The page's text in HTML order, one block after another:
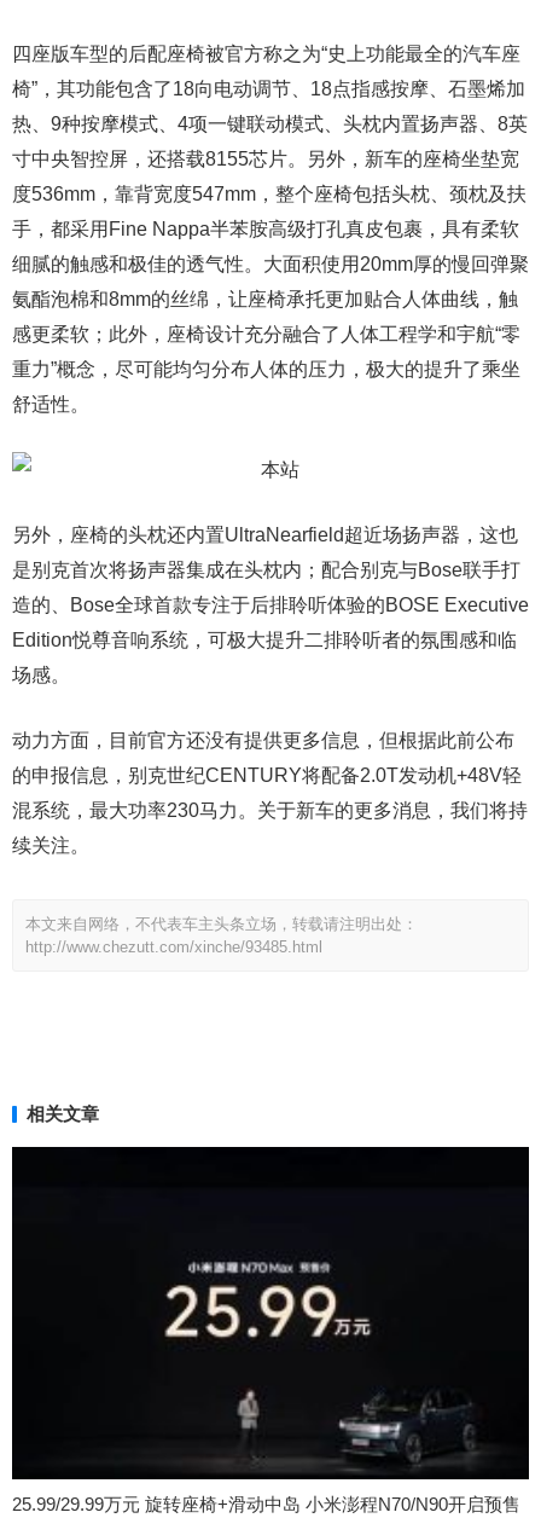
四座版车型的后配座椅被官方称之为“史上功能最全的汽车座
椅”，其功能包含了18向电动调节、18点指感按摩、石墨烯加
热、9种按摩模式、4项一键联动模式、头枕内置扬声器、8英
寸中央智控屏，还搭载8155芯片。另外，新车的座椅坐垫宽
度536mm，靠背宽度547mm，整个座椅包括头枕、颈枕及扶
手，都采用Fine Nappa半苯胺高级打孔真皮包裹，具有柔软
细腻的触感和极佳的透气性。大面积使用20mm厚的慢回弹聚
氨酯泡棉和8mm的丝绵，让座椅承托更加贴合人体曲线，触
感更柔软；此外，座椅设计充分融合了人体工程学和宇航“零
重力”概念，尽可能均匀分布人体的压力，极大的提升了乘坐
舒适性。
另外，座椅的头枕还内置UltraNearfield超近场扬声器，这也
是别克首次将扬声器集成在头枕内；配合别克与Bose联手打
造的、Bose全球首款专注于后排聆听体验的BOSE Executive
Edition悦尊音响系统，可极大提升二排聆听者的氛围感和临
场感。
动力方面，目前官方还没有提供更多信息，但根据此前公布
的申报信息，别克世纪CENTURY将配备2.0T发动机+48V轻
混系统，最大功率230马力。关于新车的更多消息，我们将持
续关注。
本文来自网络，不代表车主头条立场，转载请注明出处：
http://www.chezutt.com/xinche/93485.html
相关文章
25.99/29.99万元 旋转座椅+滑动中岛 小米澎程N70/N90开启预售